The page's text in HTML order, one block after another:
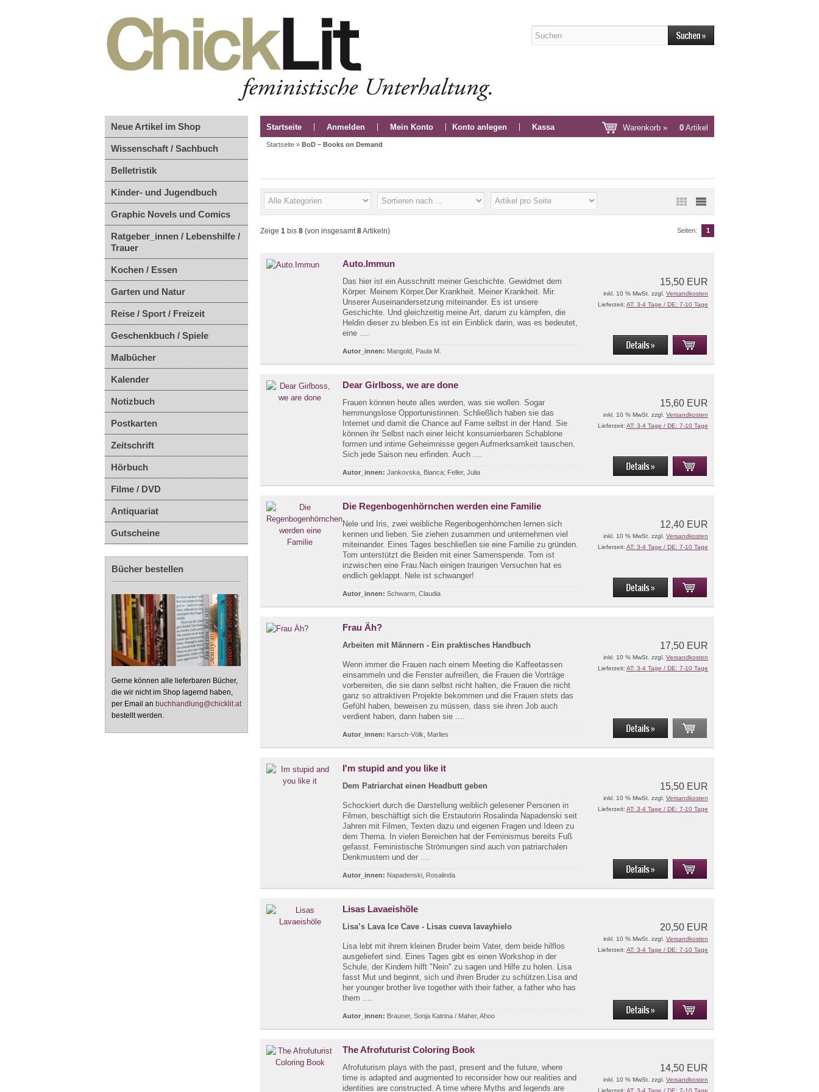
Neue Artikel im Shop
Wissenschaft / Sachbuch
Belletristik
Kinder- und Jugendbuch
Graphic Novels und Comics
Ratgeber_innen / Lebenshilfe /
Trauer
Kochen / Essen
Garten und Natur
Reise / Sport / Freizeit
Geschenkbuch / Spiele
Malbücher
Kalender
Notizbuch
Postkarten
Zeitschrift
Hörbuch
Filme / DVD
Antiquariat
Gutscheine
Bücher bestellen
Gerne können alle lieferbaren Bücher,
die wir nicht im Shop lagernd haben,
per Email an buchhandlung@chicklit.at
bestellt werden.
Startseite Anmelden Mein Konto Konto anlegen Kassa Warenkorb » 0 Artikel
Startseite » BoD – Books on Demand
Zeige 1 bis 8 (von insgesamt8Artikeln) Seiten: 1
Auto.Immun
Das hier ist ein Ausschnitt meiner Geschichte. Gewidmet dem
Körper. Meinem Körper.Der Krankheit. Meiner Krankheit. Mir.
Unserer Auseinandersetzung miteinander. Es ist unsere
Geschichte. Und gleichzeitig meine Art, darum zu kämpfen, die
Heldin dieser zu bleiben.Es ist ein Einblick darin, was es bedeutet,
eine ....
Autor_innen: Mangold, Paula M.
15,50 EUR
inkl. 10 % MwSt. zzgl. Versandkosten
Lieferzeit: AT: 3-4 Tage / DE: 7-10 Tage
Dear Girlboss, we are done
Frauen können heute alles werden, was sie wollen. Sogar
hemmungslose Opportunistinnen. Schließlich haben sie das
Internet und damit die Chance auf Fame selbst in der Hand. Sie
können ihr Selbst nach einer leicht konsumierbaren Schablone
formen und intime Geheimnisse gegen Aufmerksamkeit tauschen.
Sich jede Saison neu erfinden. Auch ....
Autor_innen:Jankovska, Bianca; Feller, Julia
15,60 EUR
inkl. 10 % MwSt. zzgl. Versandkosten
Lieferzeit: AT: 3-4 Tage / DE: 7-10 Tage
Die Regenbogenhörnchen werden eine Familie
Nele und Iris, zwei weibliche Regenbogenhörnchen lernen sich
kennen und lieben. Sie ziehen zusammen und unternehmen viel
miteinander. Eines Tages beschließen sie eine Familie zu gründen.
Tom unterstützt die Beiden mit einer Samenspende. Tom ist
inzwischen eine Frau.Nach einigen traurigen Versuchen hat es
endlich geklappt. Nele ist schwanger!
Autor_innen:Schwarm, Claudia
12,40 EUR
inkl. 10 % MwSt. zzgl. Versandkosten
Lieferzeit: AT: 3-4 Tage / DE: 7-10 Tage
Frau Äh?
Arbeiten mit Männern - Ein praktisches Handbuch
Wenn immer die Frauen nach einem Meeting die Kaffeetassen
einsammeln und die Fenster aufreißen, die Frauen die Vorträge
vorbereiten, die sie dann selbst nicht halten, die Frauen die nicht
ganz so attraktiven Projekte bekommen und die Frauen stets das
Gefühl haben, beweisen zu müssen, dass sie ihren Job auch
verdient haben, dann haben sie ....
Autor_innen: Karsch-Völk, Marlies
17,50 EUR
inkl. 10 % MwSt. zzgl. Versandkosten
Lieferzeit: AT: 3-4 Tage / DE: 7-10 Tage
I'm stupid and you like it
Dem Patriarchat einen Headbutt geben
Schockiert durch die Darstellung weiblich gelesener Personen in
Filmen, beschäftigt sich die Erstautorin Rosalinda Napadenski seit
Jahren mit Filmen, Texten dazu und eigenen Fragen und Ideen zu
dem Thema. In vielen Bereichen hat der Feminismus bereits Fuß
gefasst. Feministische Strömungen sind auch von patriarchalen
Denkmustern und der ....
Autor_innen: Napadenski, Rosalinda
15,50 EUR
inkl. 10 % MwSt. zzgl. Versandkosten
Lieferzeit: AT: 3-4 Tage / DE: 7-10 Tage
Lisas Lavaeishöle
Lisa’s Lava Ice Cave - Lisas cueva lavayhielo
Lisa lebt mit ihrem kleinen Bruder beim Vater, dem beide hilflos
ausgeliefert sind. Eines Tages gibt es einen Workshop in der
Schule, der Kindern hilft "Nein" zu sagen und Hilfe zu holen. Lisa
fasst Mut und beginnt, sich und ihren Bruder zu schützen.Lisa and
her younger brother live together with their father, a father who has
them ....
Autor_innen: Brauner, Sonja Katrina / Maher, Ahoo
20,50 EUR
inkl. 10 % MwSt. zzgl. Versandkosten
Lieferzeit: AT: 3-4 Tage / DE: 7-10 Tage
The Afrofuturist Coloring Book
Afrofuturism plays with the past, present and the future, where
time is adapted and augmented to reconsider how our realities and
identities are constructed. A time where Myths and legends are
14,50 EUR
inkl. 10 % MwSt. zzgl. Versandkosten
Lieferzeit: AT: 3-4 Tage / DE: 7-10 Tage